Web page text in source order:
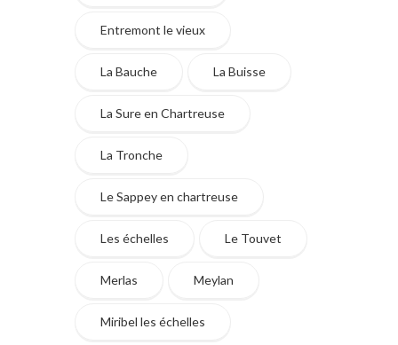
Entremont le vieux
La Bauche La Buisse
La Sure en Chartreuse
La Tronche
Le Sappey en chartreuse
Les échelles Le Touvet
Merlas Meylan
Miribel les échelles